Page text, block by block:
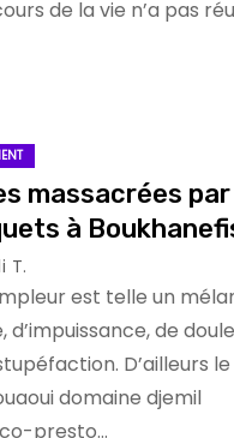
de la vie n’a pas
massacrées par
à
T.
est telle un
de
D’ailleurs le
domaine djemil
presto…